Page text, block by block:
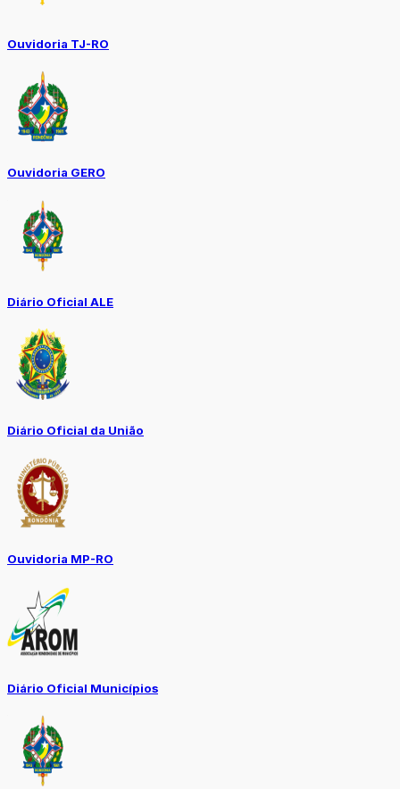
Ouvidoria TJ-RO
Ouvidoria GERO
Diário Oficial ALE
Diário Oficial da União
Ouvidoria MP-RO
Diário Oficial Municípios